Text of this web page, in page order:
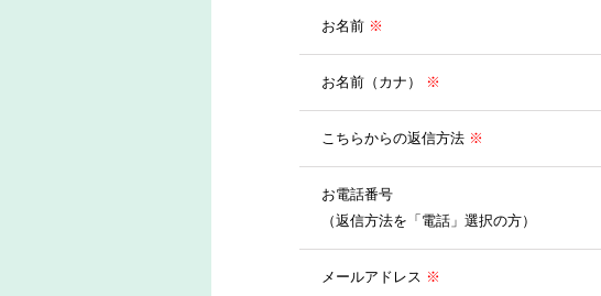
お名前 ※
お名前（カナ） ※
こちらからの返信方法 ※
お電話番号
（返信方法を「電話」選択の方）
メールアドレス ※